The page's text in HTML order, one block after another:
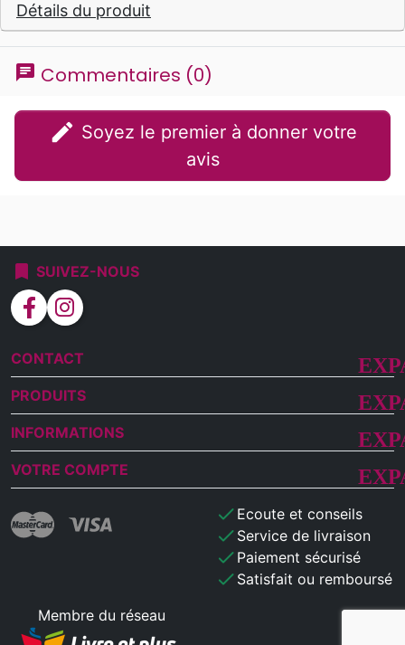
Détails du produit
chat Commentaires (0)
edit
avis
bookmark SUIVEZ-NOUS
facebook instagram
CONTACT
PRODUITS
INFORMATIONS
VOTRE COMPTE
check Ecoute et conseils
check Service de livraison
check Paiement sécurisé
check Satisfait ou remboursé
Membre du réseau